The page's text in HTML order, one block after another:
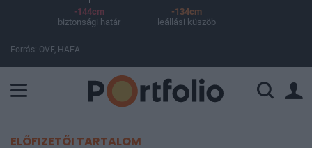
-144cm
biztonsági határ
-134cm
leállási küszöb
Forrás: OVF, HAEA
ELŐFIZETŐI TARTALOM